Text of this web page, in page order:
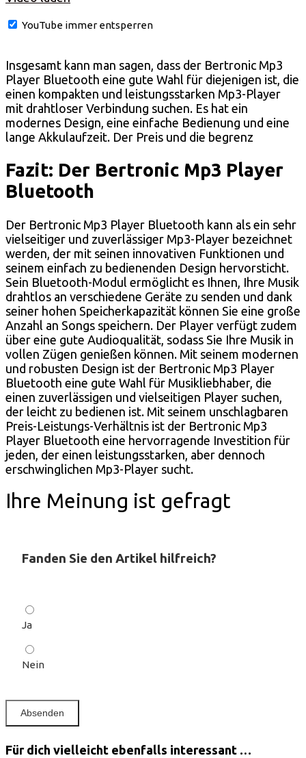
YouTube immer entsperren
Insgesamt kann man sagen, dass der Bertronic Mp3
Player Bluetooth eine gute Wahl für diejenigen ist, die
einen kompakten und leistungsstarken Mp3-Player
mit drahtloser Verbindung suchen. Es hat ein
modernes Design, eine einfache Bedienung und eine
lange Akkulaufzeit. Der Preis und die begrenz
Fazit: Der Bertronic Mp3 Player
Bluetooth
Der Bertronic Mp3 Player Bluetooth kann als ein sehr
vielseitiger und zuverlässiger Mp3-Player bezeichnet
werden, der mit seinen innovativen Funktionen und
seinem einfach zu bedienenden Design hervorsticht.
Sein Bluetooth-Modul ermöglicht es Ihnen, Ihre Musik
drahtlos an verschiedene Geräte zu senden und dank
seiner hohen Speicherkapazität können Sie eine große
Anzahl an Songs speichern. Der Player verfügt zudem
über eine gute Audioqualität, sodass Sie Ihre Musik in
vollen Zügen genießen können. Mit seinem modernen
und robusten Design ist der Bertronic Mp3 Player
Bluetooth eine gute Wahl für Musikliebhaber, die
einen zuverlässigen und vielseitigen Player suchen,
der leicht zu bedienen ist. Mit seinem unschlagbaren
Preis-Leistungs-Verhältnis ist der Bertronic Mp3
Player Bluetooth eine hervorragende Investition für
jeden, der einen leistungsstarken, aber dennoch
erschwinglichen Mp3-Player sucht.
Ihre Meinung ist gefragt
Fanden Sie den Artikel hilfreich?
Ja
Nein
Für dich vielleicht ebenfalls interessant …